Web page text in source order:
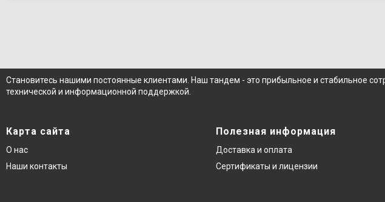
Становитесь нашими постоянные клиентами. Наш тандем - это прибыльное и стабильное
технической и информационной поддержкой.
Карта сайта
О нас
Наши контакты
Полезная информация
Доставка и оплата
Сертификаты и лицензии